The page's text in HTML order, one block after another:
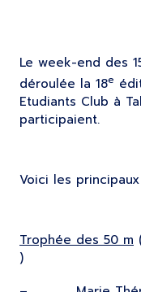
Le week-end des
déroulée la 18e
Etudiants Club à
participaient.
Voici les
Trophée des 50 m
)